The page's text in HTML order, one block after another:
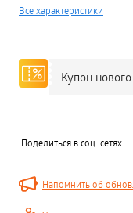
Все характеристики
Купон
Поделиться в соц. сетях
Напомнить об